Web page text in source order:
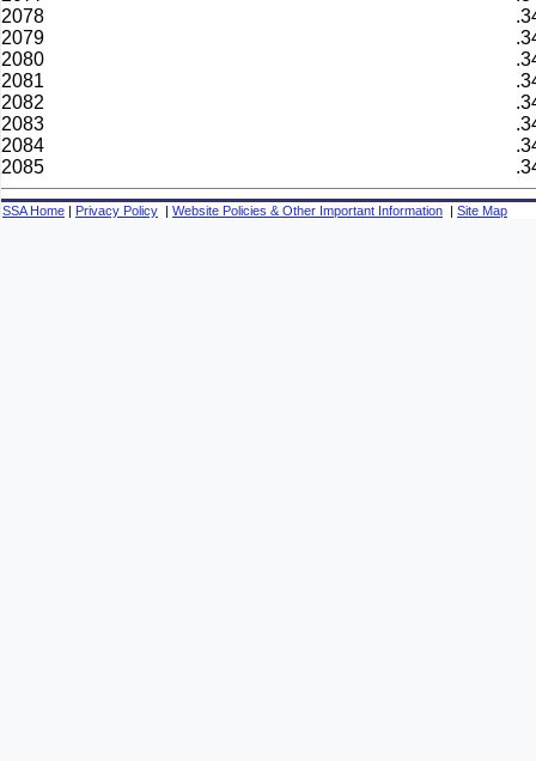
2078
2079
2080
2081
2082
2083
2084
2085
SSA Home | Privacy Policy | Website Policies & Other Important Information | Site Map